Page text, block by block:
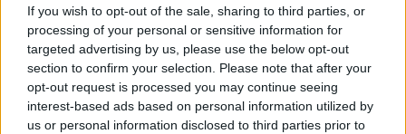
If you wish to opt-out of the sale, sharing to third parties, or
processing of your personal or sensitive information for
targeted advertising by us, please use the below opt-out
section to confirm your selection. Please note that after your
opt-out request is processed you may continue seeing
interest-based ads based on personal information utilized by
us or personal information disclosed to third parties prior to